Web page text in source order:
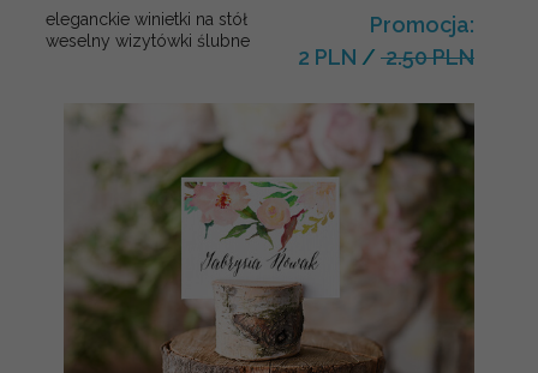
eleganckie winietki na stół
weselny wizytówki ślubne
Promocja:
2 PLN / 2.50 PLN